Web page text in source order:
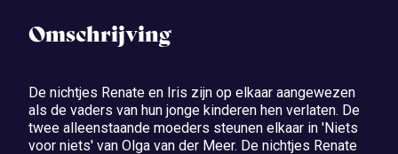
Omschrijving
De nichtjes Renate en Iris zijn op elkaar aangewezen
als de vaders van hun jonge kinderen hen verlaten. De
twee alleenstaande moeders steunen elkaar in 'Niets
voor niets' van Olga van der Meer. De nichtjes Renate